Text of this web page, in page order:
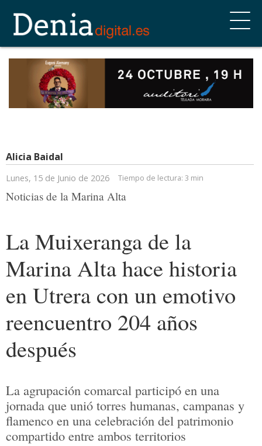
Alicia Baidal
Lunes, 15 de Junio de 2026 Tiempo de lectura: 3 min
Noticias de la Marina Alta
La Muixeranga de la
Marina Alta hace historia
en Utrera con un emotivo
reencuentro 204 años
después
La agrupación comarcal participó en una
jornada que unió torres humanas, campanas y
flamenco en una celebración del patrimonio
compartido entre ambos territorios